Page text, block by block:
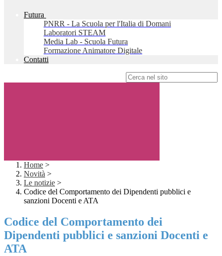
Futura
PNRR - La Scuola per l'Italia di Domani
Laboratori STEAM
Media Lab - Scuola Futura
Formazione Animatore Digitale
Contatti
Home >
Novità >
Le notizie >
Codice del Comportamento dei Dipendenti pubblici e
sanzioni Docenti e ATA
Codice del Comportamento dei
Dipendenti pubblici e sanzioni Docenti e
ATA